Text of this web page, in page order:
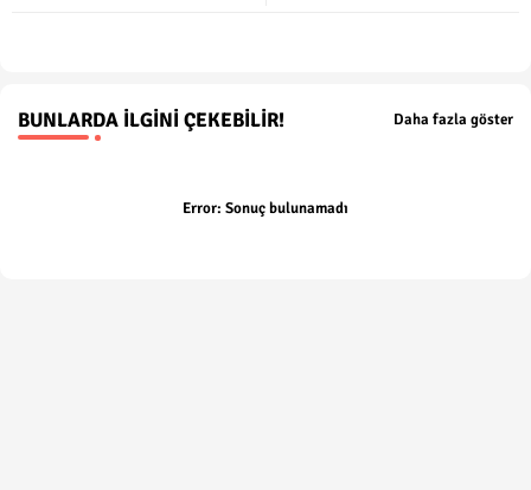
BUNLARDA İLGINI ÇEKEBILIR! Daha fazla göster
Error: Sonuç bulunamadı